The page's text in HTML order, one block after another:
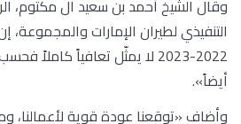
وقال الشيخ أحمد بن سعيد آل مكتوم،
التنفيذي لطيران الإمارات
2022-2023 لا يمثّل تعافياً كاملاً
أيضاً».
وأضاف «توقعنا عودة قوية لأعمالنا،